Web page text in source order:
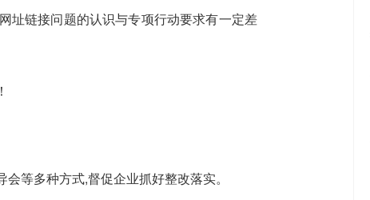
址链接问题的认识与专项行动要求有一定差
等多种方式,督促企业抓好整改落实。